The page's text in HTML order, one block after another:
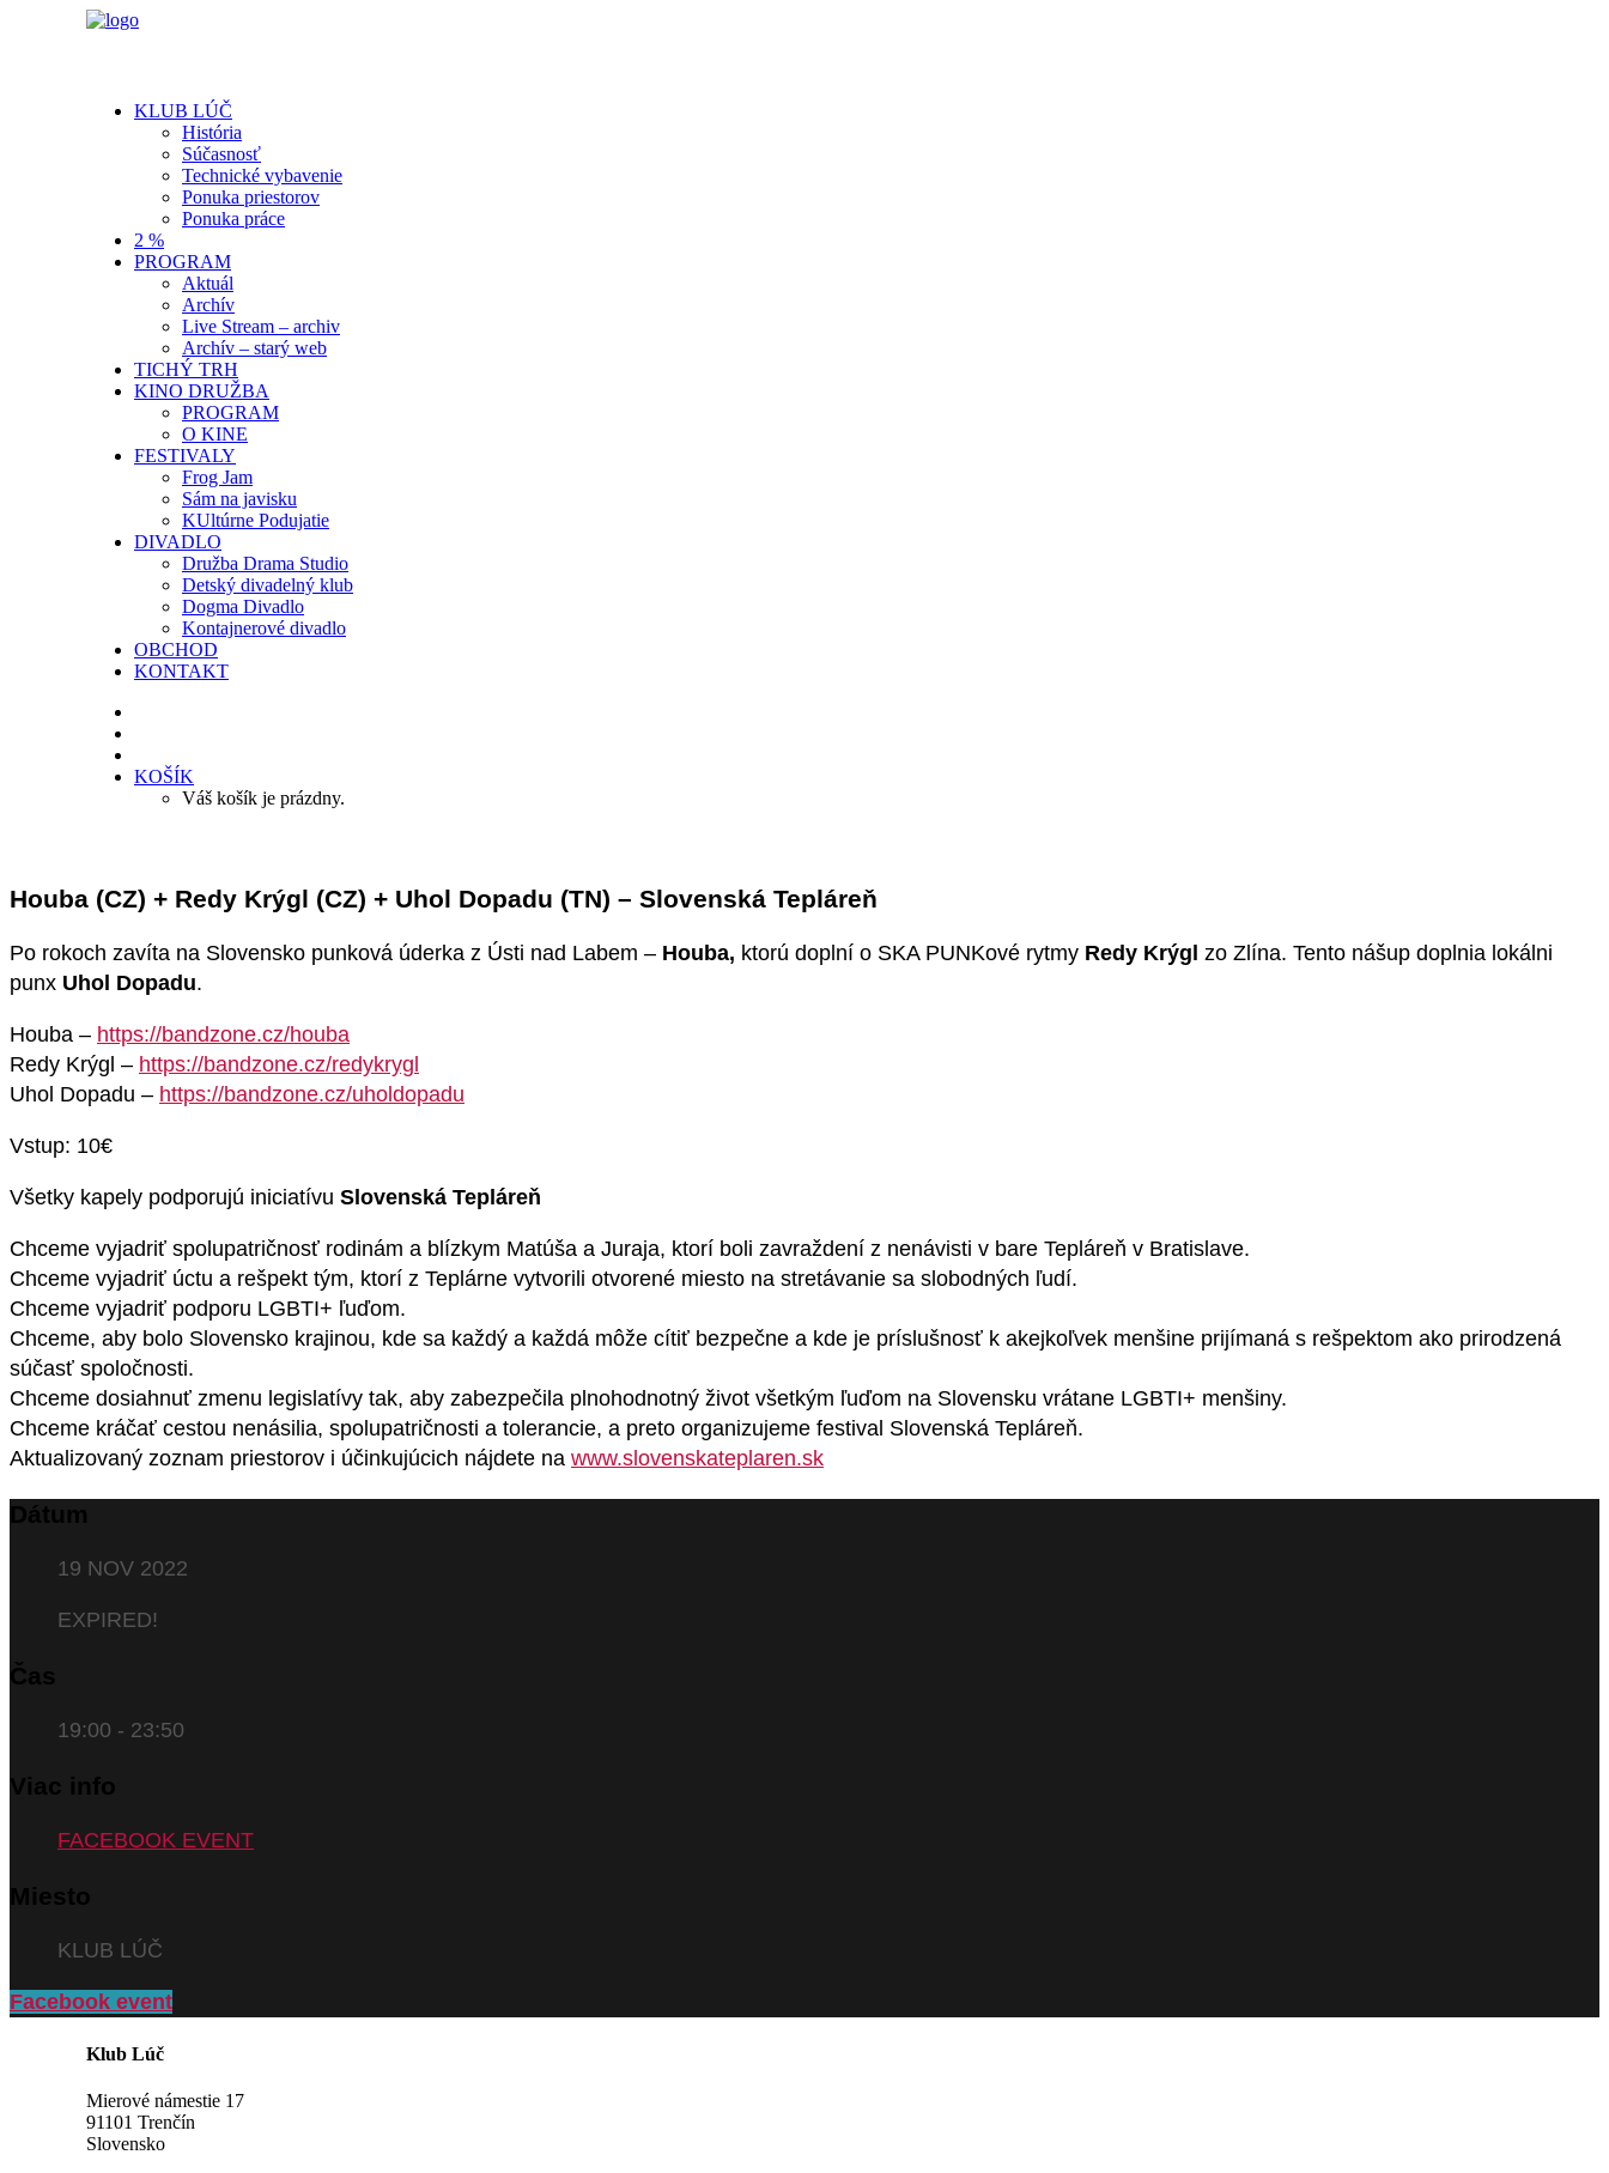
KLUB LÚČ
História
Súčasnosť
Technické vybavenie
Ponuka priestorov
Ponuka práce
2 %
PROGRAM
Aktuál
Archív
Live Stream – archiv
Archív – starý web
TICHÝ TRH
KINO DRUŽBA
PROGRAM
O KINE
FESTIVALY
Frog Jam
Sám na javisku
KUltúrne Podujatie
DIVADLO
Družba Drama Studio
Detský divadelný klub
Dogma Divadlo
Kontajnerové divadlo
OBCHOD
KONTAKT
KOŠÍK
Váš košík je prázdny.
Houba (CZ) + Redy Krýgl (CZ) + Uhol Dopadu (TN) – Slovenská Tepláreň
Po rokoch zavíta na Slovensko punková úderka z Ústi nad Labem – Houba, ktorú doplní o SKA PUNKové rytmy Redy Krýgl zo Zlína. Tento nášup doplnia lokálni
punx Uhol Dopadu.
Houba – https://bandzone.cz/houba
Redy Krýgl – https://bandzone.cz/redykrygl
Uhol Dopadu – https://bandzone.cz/uholdopadu
Vstup: 10€
Všetky kapely podporujú iniciatívu Slovenská Tepláreň
Chceme vyjadriť spolupatričnosť rodinám a blízkym Matúša a Juraja, ktorí boli zavraždení z nenávisti v bare Tepláreň v Bratislave.
Chceme vyjadriť úctu a rešpekt tým, ktorí z Teplárne vytvorili otvorené miesto na stretávanie sa slobodných ľudí.
Chceme vyjadriť podporu LGBTI+ ľuďom.
Chceme, aby bolo Slovensko krajinou, kde sa každý a každá môže cítiť bezpečne a kde je príslušnosť k akejkoľvek menšine prijímaná s rešpektom ako prirodzená
súčasť spoločnosti.
Chceme dosiahnuť zmenu legislatívy tak, aby zabezpečila plnohodnotný život všetkým ľuďom na Slovensku vrátane LGBTI+ menšiny.
Chceme kráčať cestou nenásilia, spolupatričnosti a tolerancie, a preto organizujeme festival Slovenská Tepláreň.
Aktualizovaný zoznam priestorov i účinkujúcich nájdete na www.slovenskateplaren.sk
Dátum
19 NOV 2022
EXPIRED!
Čas
19:00 - 23:50
Viac info
FACEBOOK EVENT
Miesto
KLUB LÚČ
Facebook event
Klub Lúč
Mierové námestie 17
91101 Trenčín
Slovensko